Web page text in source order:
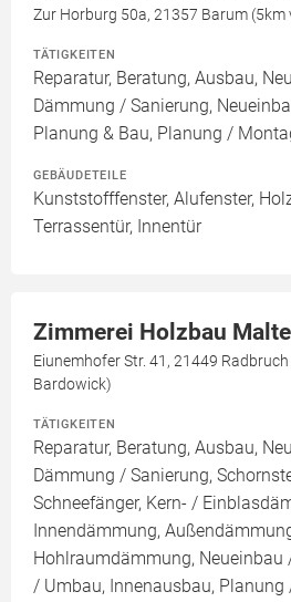
Zur Horburg 50a, 21357 Barum
TÄTIGKEITEN
Reparatur, Beratung, Ausbau,
Dämmung / Sanierung,
Planung & Bau, Planung /
GEBÄUDETEILE
Kunststofffenster, Alufenster,
Terrassentür, Innentür
Zimmerei Holzbau
Eiunemhofer Str. 41, 21449
Bardowick)
TÄTIGKEITEN
Reparatur, Beratung, Ausbau,
Dämmung / Sanierung,
Schneefänger, Kern- /
Innendämmung,
Hohlraumdämmung, Neueinbau
/ Umbau, Innenausbau,